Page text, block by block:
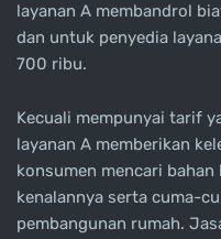
layanan A membandrol
dan untuk penyedia
700 ribu.
Kecuali mempunyai tarif
layanan A memberikan
konsumen mencari
kenalannya serta cuma-
pembangunan rumah.